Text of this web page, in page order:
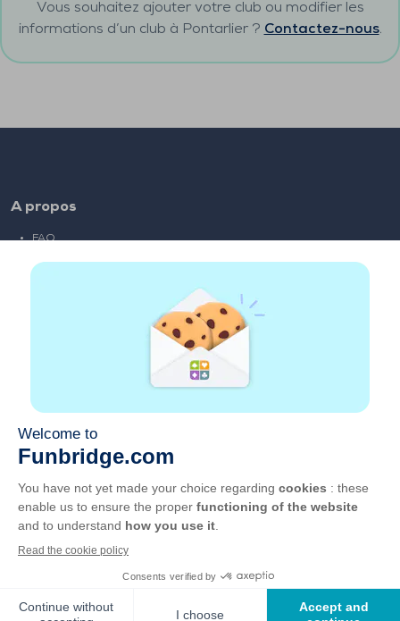
Vous souhaitez ajouter votre club ou modifier les
informations d’un club à Pontarlier? Contactez-nous.
A propos
FAQ
Liens partenaires
CGU
Vie privée
Gérer les cookies
©2026, GOTO Games